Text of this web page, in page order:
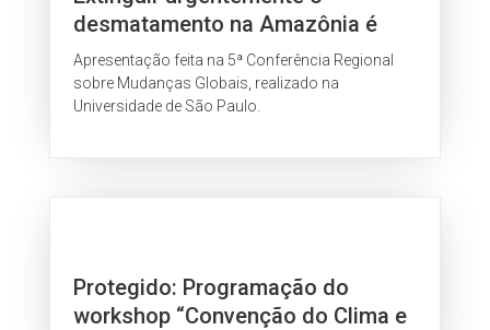
desmatamento na Amazônia é
preciso
Apresentação feita na 5ª Conferência Regional
sobre Mudanças Globais, realizado na
Universidade de São Paulo.
Protegido: Programação do
workshop “Convenção do Clima e